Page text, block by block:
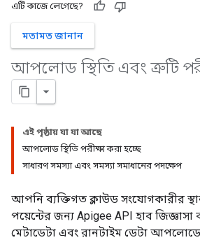
এটি কাজে লেগেছে?
মতামত জানান
আপলোড স্থিতি এবং ত্রুটি
এই পৃষ্ঠায় যা যা আছে
আপলোড স্থিতি পরীক্ষা করা হচ্ছে
সাধারণ সমস্যা এবং সমস্যা সমাধানের পদক্ষেপ
আপনি ব্যক্তিগত ক্লাউড সংযোগকারীর
পয়েন্টের জন্য Apigee API হাব
মেটাডেটা এবং রানটাইম ডেটা